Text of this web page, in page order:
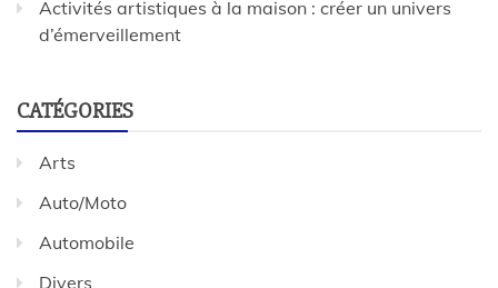
Activités artistiques à la maison : créer un univers
d’émerveillement
CATÉGORIES
Arts
Auto/Moto
Automobile
Divers